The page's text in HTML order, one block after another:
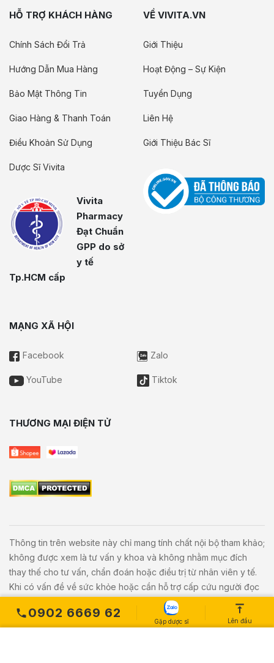
0902 6669 62
Gặp dược sĩ Lên đầu
HỖ TRỢ KHÁCH HÀNG
Chính Sách Đổi Trả
Hướng Dẫn Mua Hàng
Bảo Mật Thông Tin
Giao Hàng & Thanh Toán
Điều Khoản Sử Dụng
Dược Sĩ Vivita
Vivita
Pharmacy
Đạt Chuẩn
GPP do sở
y tế
Tp.HCM cấp
VỀ VIVITA.VN
Giới Thiệu
Hoạt Động – Sự Kiện
Tuyển Dụng
Liên Hệ
Giới Thiệu Bác Sĩ
MẠNG XÃ HỘI
Facebook Zalo
YouTube Tiktok
THƯƠNG MẠI ĐIỆN TỬ
Thông tin trên website này chỉ mang tính chất nội bộ tham khảo;
không được xem là tư vấn y khoa và không nhằm mục đích
thay thế cho tư vấn, chẩn đoán hoặc điều trị từ nhân viên y tế.
Khi có vấn đề về sức khỏe hoặc cần hỗ trợ cấp cứu người đọc
cần liên hệ bác sĩ và cơ sở y tế gần nhất.
Copyright © 2020Vivita.vnAll Rights Reserved. Powered byL